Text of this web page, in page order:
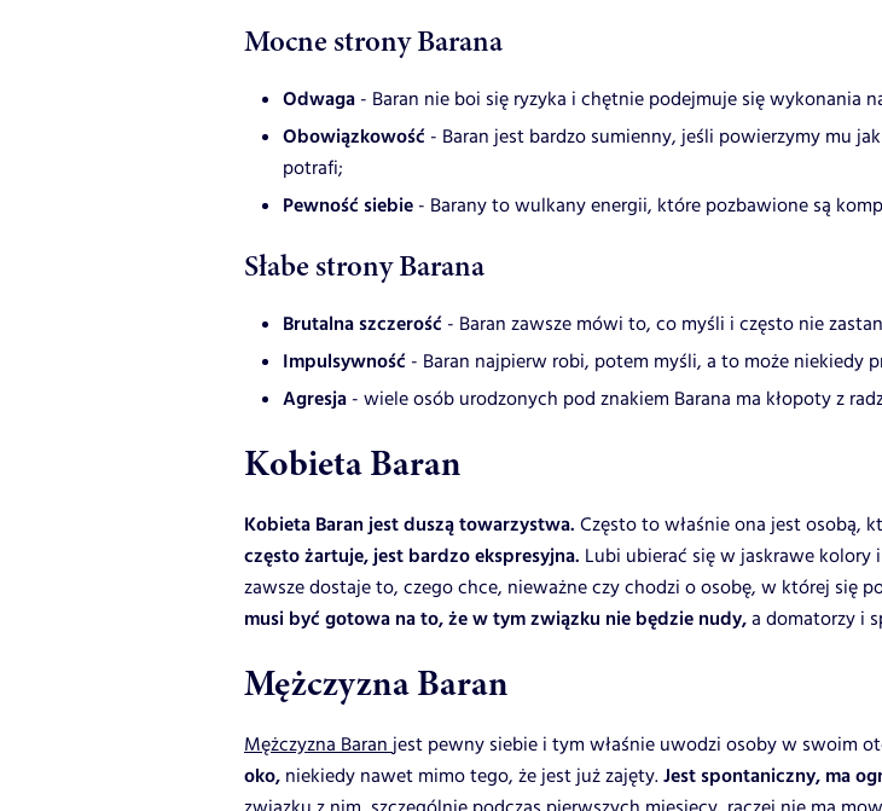
Mocne strony Barana
Odwaga - Baran nie boi się ryzyka i chętnie podejmuje się wykonania
Obowiązkowość - Baran jest bardzo sumienny, jeśli powierzymy mu
potrafi;
Pewność siebie - Barany to wulkany energii, które pozbawione są
Słabe strony Barana
Brutalna szczerość - Baran zawsze mówi to, co myśli i często nie
Impulsywność - Baran najpierw robi, potem myśli, a to może niekiedy
Agresja - wiele osób urodzonych pod znakiem Barana ma kłopoty z
Kobieta Baran
Kobieta Baran jest duszą towarzystwa. Często to właśnie ona jest osobą,
często żartuje, jest bardzo ekspresyjna. Lubi ubierać się w jaskrawe kolory
zawsze dostaje to, czego chce, nieważne czy chodzi o osobę, w której się
musi być gotowa na to, że w tym związku nie będzie nudy,a domatorzy i
Mężczyzna Baran
Mężczyzna Baranjest pewny siebie i tym właśnie uwodzi osoby w swoim
oko, niekiedy nawet mimo tego, że jest już zajęty.Jest spontaniczny, ma